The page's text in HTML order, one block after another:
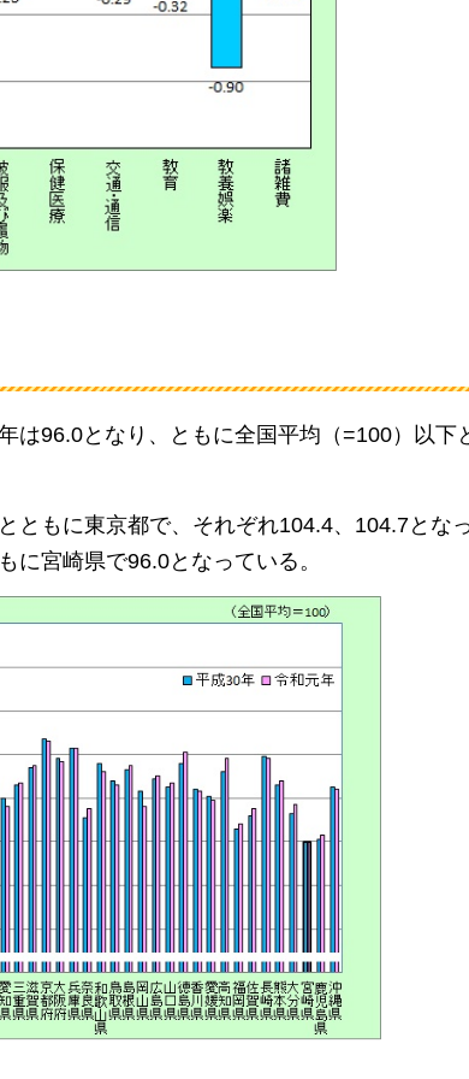
は96.0となり、ともに全国平均（=100）以下
もに東京都で、それぞれ104.4、104.7となっ
に宮崎県で96.0となっている。